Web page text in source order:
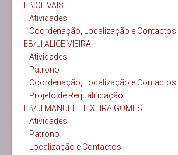
EB OLIVAIS
Atividades
Coordenação, Localização e Contactos
EB/JI ALICE VIEIRA
Atividades
Patrono
Coordenação, Localização e Contactos
Projeto de Requalificação
EB/JI MANUEL TEIXEIRA GOMES
Atividades
Patrono
Localização e Contactos